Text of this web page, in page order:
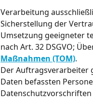
Verarbeitung
Sicherstellung der
Umsetzung geeigneter
nach Art. 32 DSGVO;
Maßnahmen (TOM).
Der Auftragsverarbeiter
Daten befassten
Datenschutzvorschriften